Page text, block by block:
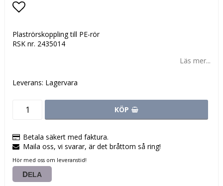
Plaströrskoppling till PE-rör
RSK nr. 2435014
Läs mer...
Leverans: Lagervara
KÖP
Betala säkert med faktura.
Maila oss, vi svarar, är det bråttom så ring!
Hör med oss om leveranstid!
DELA